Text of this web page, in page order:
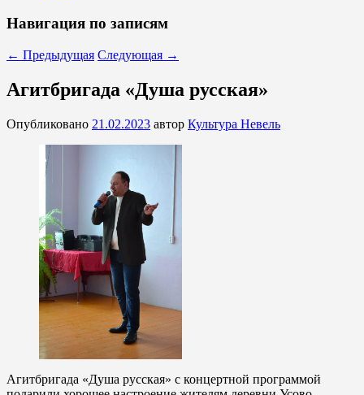
Навигация по записям
← Предыдущая Следующая →
Агитбригада «Душа русская»
Опубликовано 21.02.2023 автор Культура Невель
Агитбригада «Душа русская» с концертной программой